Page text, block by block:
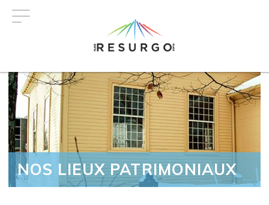
NOS LIEUX PATRIMONIAUX